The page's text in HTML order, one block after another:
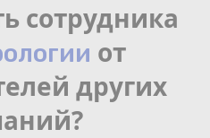
сотрудника
от
других